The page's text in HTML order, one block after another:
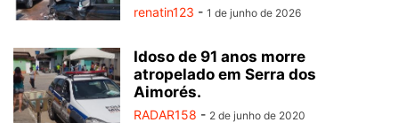
renatin123 - 1 de junho de 2026
Idoso de 91 anos morre
atropelado em Serra dos
Aimorés.
RADAR158 - 2 de junho de 2020